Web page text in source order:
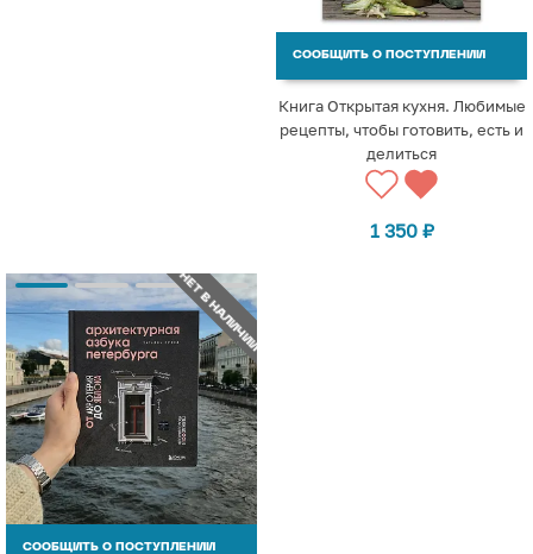
СООБЩИТЬ О ПОСТУПЛЕНИИ
Книга Открытая кухня. Любимые
рецепты, чтобы готовить, есть и
делиться
1 350 ₽
НЕТ В НАЛИЧИИ
СООБЩИТЬ О ПОСТУПЛЕНИИ